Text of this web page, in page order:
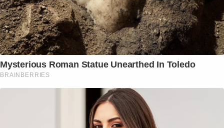
Mysterious Roman Statue Unearthed In Toledo
BRAINBERRIES